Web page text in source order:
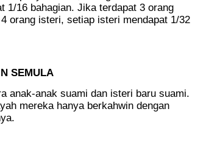
1/16 bahagian. Jika terdapat 3 orang
orang isteri, setiap isteri mendapat 1/32
SEMULA
anak-anak suami dan isteri baru suami.
mereka hanya berkahwin dengan